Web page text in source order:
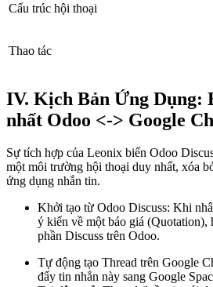
Cấu trúc hội thoại
Thao tác
IV. Kịch Bản Ứng Dụng:
nhất Odoo <-> Google
Sự tích hợp của Leonix biến Odoo
một môi trường hội thoại duy nhất, xóa
ứng dụng nhắn tin.
Khởi tạo từ Odoo Discuss: Khi
ý kiến về một báo giá (Quotation),
phần Discuss trên Odoo.
Tự động tạo Thread trên Google
đẩy tin nhắn này sang Google